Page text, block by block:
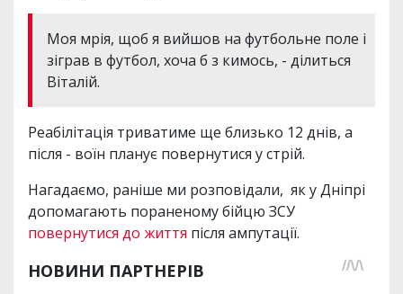
Моя мрія, щоб я вийшов на футбольне поле і
зіграв в футбол, хоча б з кимось, - ділиться
Віталій.
Реабілітація триватиме ще близько 12 днів, а
після - воїн планує повернутися у стрій.
Нагадаємо, раніше ми розповідали, як у Дніпрі
допомагають пораненому бійцю ЗСУ
повернутися до життя після ампутації.